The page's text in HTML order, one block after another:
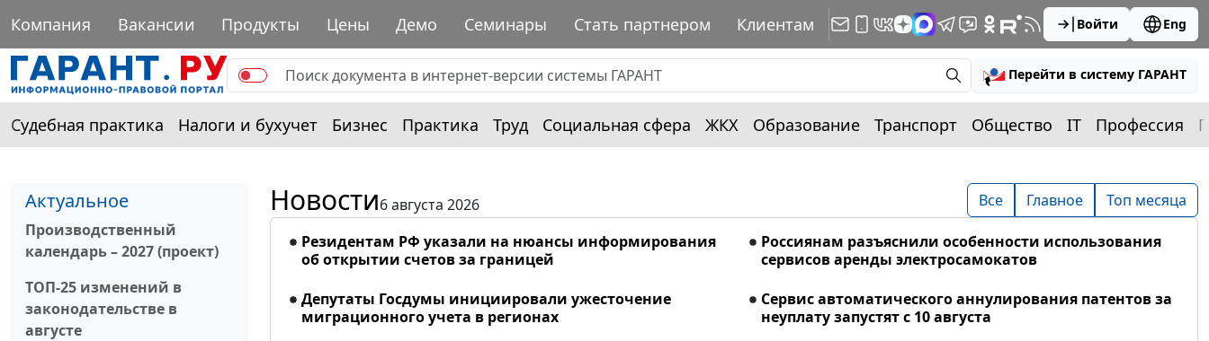
Компания Вакансии Продукты Цены Демо Семинары Стать партнером Клиентам Войти Eng
Перейти в систему ГАРАНТ
Судебная практика Налоги и бухучет Бизнес Практика Труд Социальная сфера ЖКХ Образование Транспорт Общество IT Профессия
Актуальное
Производственный
календарь – 2027 (проект)
ТОП-25 изменений в
законодательстве в
августе
Новости6 августа 2026 Все Главное Топ месяца
Резидентам РФ указали на нюансы информирования
об открытии счетов за границей
Россиянам разъяснили особенности использования
сервисов аренды электросамокатов
Депутаты Госдумы инициировали ужесточение
миграционного учета в регионах
Сервис автоматического аннулирования патентов за
неуплату запустят с 10 августа